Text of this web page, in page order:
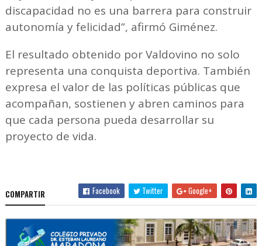
discapacidad no es una barrera para construir
autonomía y felicidad”, afirmó Giménez.
El resultado obtenido por Valdovino no solo
representa una conquista deportiva. También
expresa el valor de las políticas públicas que
acompañan, sostienen y abren caminos para
que cada persona pueda desarrollar su
proyecto de vida.
COMPARTIR Facebook Twitter Google+